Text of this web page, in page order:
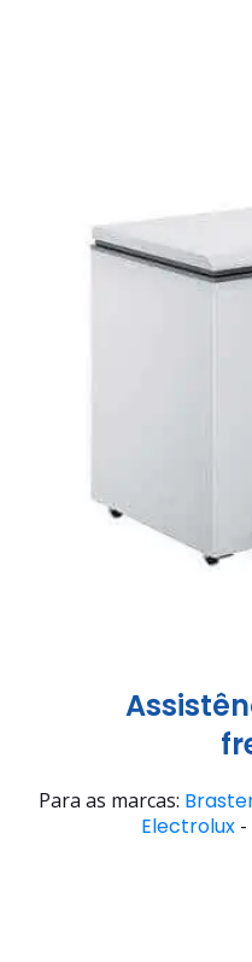
Para as marcas:
Electrolux-